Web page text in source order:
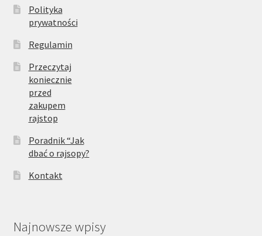
Polityka
prywatności
Regulamin
Przeczytaj
koniecznie
przed
zakupem
rajstop
Poradnik “Jak
dbać o rajsopy?
Kontakt
Najnowsze wpisy